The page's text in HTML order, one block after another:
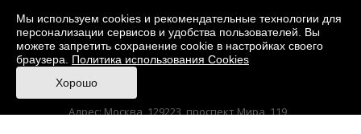
© 2026 Музей кино
При поддержке Министерства культуры РФ
Адрес: Москва, 129223, проспект Мира, 119,
Мы используем cookies и рекомендательные технологии для
персонализации сервисов и удобства пользователей. Вы
можете запретить сохранение cookie в настройках своего
браузера. Политика использования Cookies
Хорошо